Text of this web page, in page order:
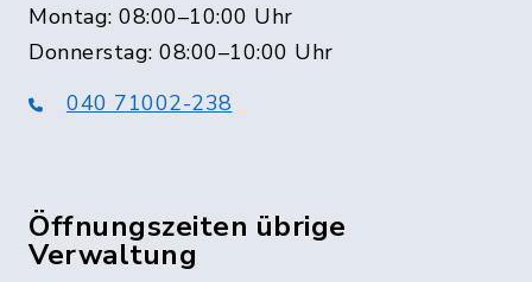
Montag: 08:00–10:00 Uhr
Donnerstag: 08:00–10:00 Uhr
040 71002-238
Öffnungszeiten übrige
Verwaltung